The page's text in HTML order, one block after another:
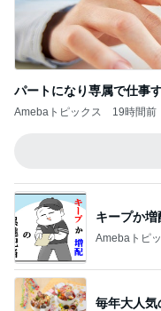
パートになり専属で仕事
Amebaトピックス 19時間前
キープか増
Amebaトピ
毎年大人気